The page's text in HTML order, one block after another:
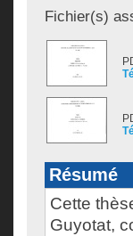
Fichier(s)
Résumé
Cette
Guyotat,